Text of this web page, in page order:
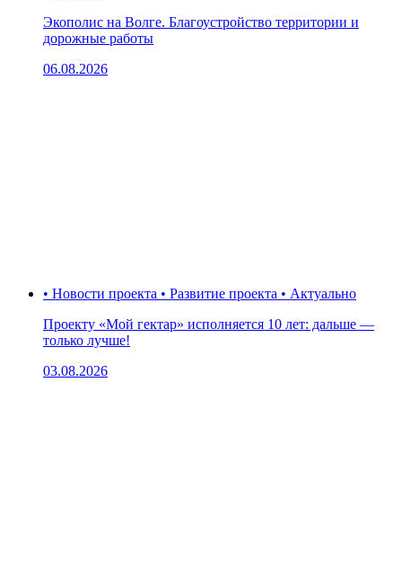
Экополис на Волге. Благоустройство территории и
дорожные работы
06.08.2026
• Новости проекта • Развитие проекта • Актуально
Проекту «Мой гектар» исполняется 10 лет: дальше —
только лучше!
03.08.2026